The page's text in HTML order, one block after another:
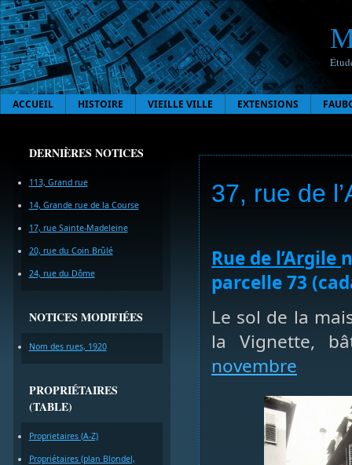
ACCUEIL HISTOIRE VIEILLE VILLE EXTENSIONS
DERNIÈRES NOTICES
113, Grand rue
14, Grande rue de la Course
17, rue Sainte-Madeleine
20, rue du Coin Brûlé
24, rue du Dôme
NOTICES MODIFIÉES
Nom des rues, 1920
PROPRIÉTAIRES
(TABLE)
Proprietaires (A-Z)
Propriétaires (plan Blondel,
37, rue de
Rue de l’Argile
parcelle 73
Le sol de la
la Vignette,
novembre